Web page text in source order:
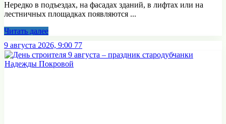
Нередко в подъездах, на фасадах зданий, в лифтах или на
лестничных площадках появляются ...
Читать далее
9 августа 2026, 9:00 77